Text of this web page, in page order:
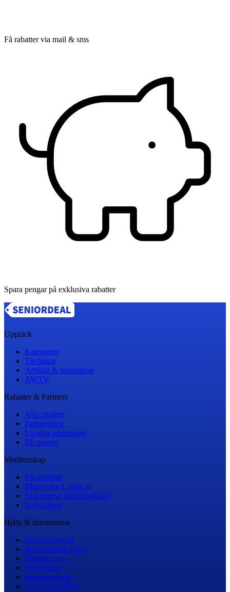
Få rabatter via mail & sms
Spara pengar på exklusiva rabatter
Upptäck
Kategorier
Tävlingar
Artiklar & inspiration
AWTV
Rabatter & Partners
Alla rabatter
Partnersidor
Utvalda kampanjer
Bli partner
Medlemskap
Bli medlem
Mina sidor/Logga in
Så fungerar medlemskapet
Nyhetsbrev
Hjälp & Information
Om Seniordeal
Kundtjänst & FAQ
Kontakta oss
För företag
Integritetspolicy
Användarvillkor